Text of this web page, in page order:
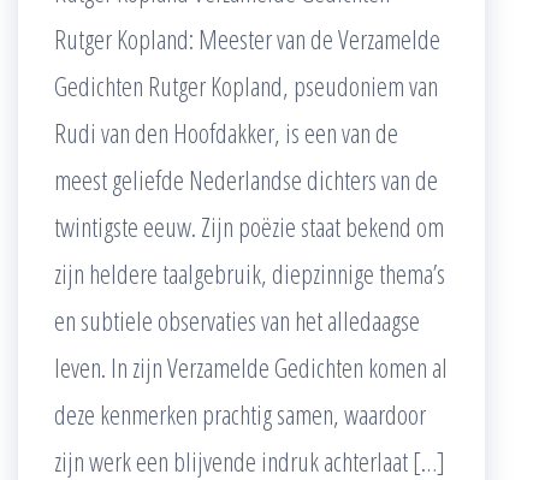
Rutger Kopland: Meester van de Verzamelde
Gedichten Rutger Kopland, pseudoniem van
Rudi van den Hoofdakker, is een van de
meest geliefde Nederlandse dichters van de
twintigste eeuw. Zijn poëzie staat bekend om
zijn heldere taalgebruik, diepzinnige thema’s
en subtiele observaties van het alledaagse
leven. In zijn Verzamelde Gedichten komen al
deze kenmerken prachtig samen, waardoor
zijn werk een blijvende indruk achterlaat […]